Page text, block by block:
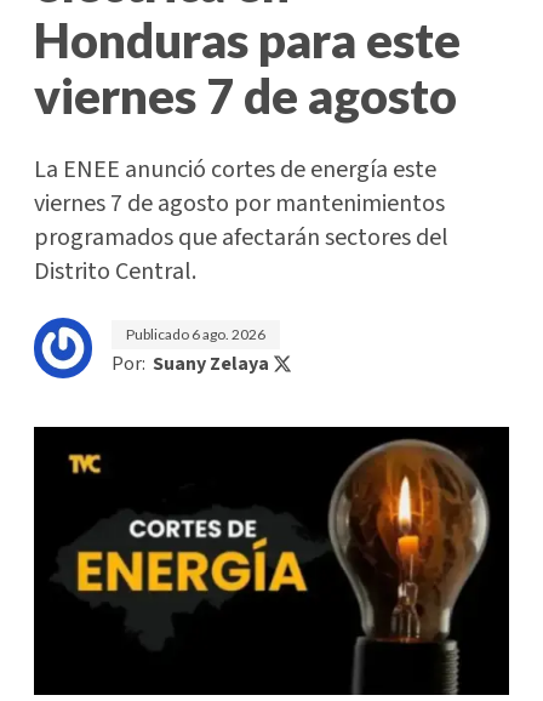
Honduras para este
viernes 7 de agosto
La ENEE anunció cortes de energía este
viernes 7 de agosto por mantenimientos
programados que afectarán sectores del
Distrito Central.
Publicado 6 ago. 2026
Por: Suany Zelaya